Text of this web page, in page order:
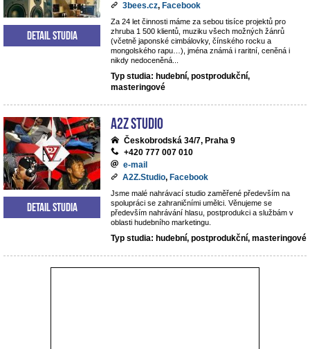
3bees.cz, Facebook
Za 24 let činnosti máme za sebou tisíce projektů pro
zhruba 1 500 klientů, muziku všech možných žánrů
(včetně japonské cimbálovky, čínského rocku a
mongolského rapu…), jména známá i raritní, ceněná i
nikdy nedoceněná...
Typ studia: hudební, postprodukční,
masteringové
Detail studia
A2Z Studio
Českobrodská 34/7, Praha 9
+420 777 007 010
e-mail
A2Z.Studio, Facebook
Jsme malé nahrávací studio zaměřené především na
spolupráci se zahraničními umělci. Věnujeme se
především nahrávání hlasu, postprodukci a službám v
oblasti hudebního marketingu.
Typ studia: hudební, postprodukční, masteringové
Detail studia